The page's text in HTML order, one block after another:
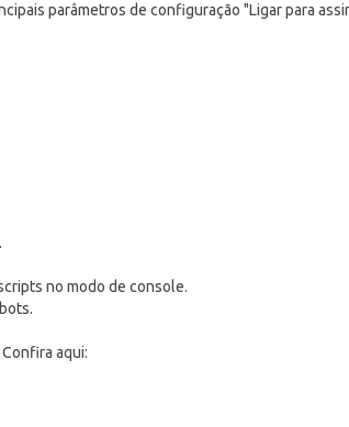
parâmetros de configuração "Ligar para
no modo de console.
aqui: